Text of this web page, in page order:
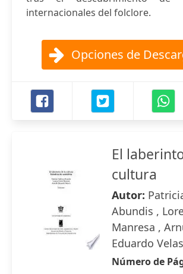
internacionales del folclore.
Opciones de
El
cultura
Autor:
Abundis ,
Manresa ,
Eduardo
Número de